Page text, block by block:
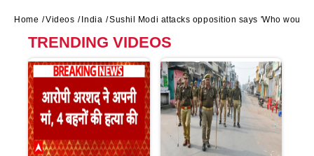
Home Videos India Sushil Modi attacks opposition says 'Who would
TRENDING VIDEOS